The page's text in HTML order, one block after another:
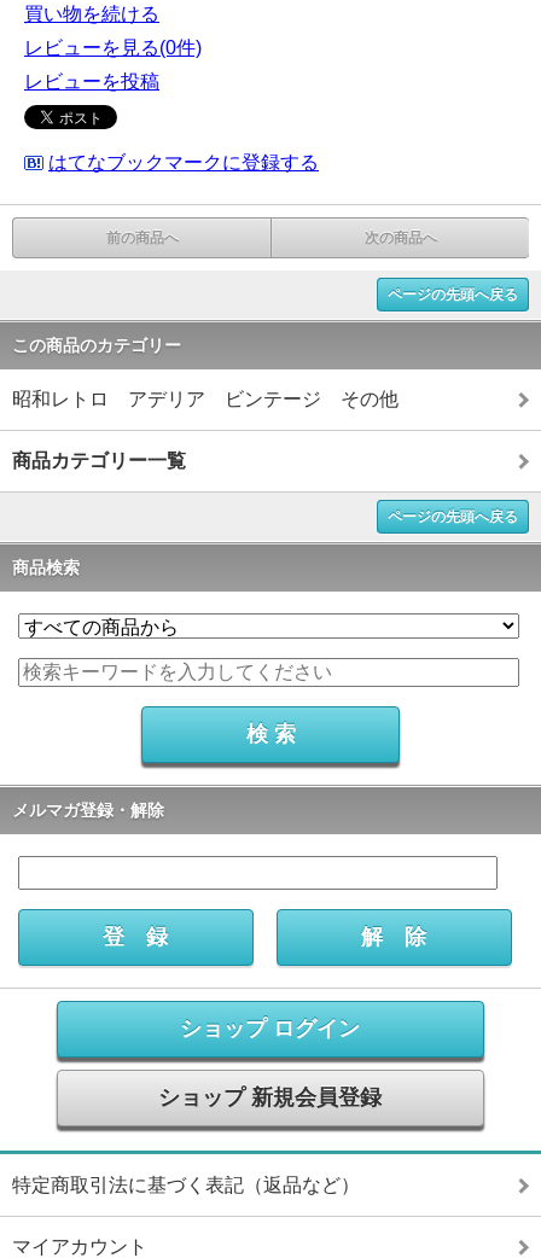
買い物を続ける
レビューを見る(0件)
レビューを投稿
はてなブックマークに登録する
前の商品へ 次の商品へ
ページの先頭へ戻る
この商品のカテゴリー
昭和レトロ アデリア ビンテージ その他
商品カテゴリー一覧
ページの先頭へ戻る
商品検索
メルマガ登録・解除
ショップ ログイン
ショップ 新規会員登録
特定商取引法に基づく表記（返品など）
マイアカウント